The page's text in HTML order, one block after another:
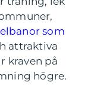
som
attraktiva
kraven på
högre.